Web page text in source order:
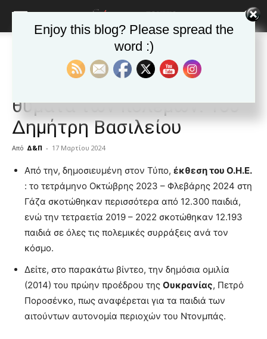
Δημοφιλή άρθρα
Παιδιά, τα μεγαλύτερα
θύματα των πολέμων. Του
Δημήτρη Βασιλείου
Από Δ&Π - 17 Μαρτίου 2024
blonde
lesbians
cam
show.desi
xxx
lyons
teaches
meaning
Από την, δημοσιευμένη στον Τύπο, έκθεση του Ο.Η.Ε.
: το τετράμηνο Οκτώβρης 2023 – Φλεβάρης 2024 στη
Γάζα σκοτώθηκαν περισσότερα από 12.300 παιδιά,
ενώ την τετραετία 2019 – 2022 σκοτώθηκαν 12.193
παιδιά σε όλες τις πολεμικές συρράξεις ανά τον
κόσμο.
Δείτε, στο παρακάτω βίντεο, την δημόσια ομιλία
(2014) του πρώην προέδρου της Ουκρανίας, Πετρό
Ποροσένκο, πως αναφέρεται για τα παιδιά των
αιτούντων αυτονομία περιοχών του Ντονμπάς.
Enjoy this blog? Please spread the
word :)